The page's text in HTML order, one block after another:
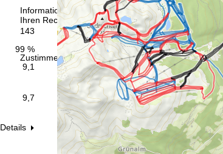
Informationen zum Verantwortlichen finden Sie in
Ihren Rechten finden Sie in unserer
Zustimmen
143
99 %
9,1
9,7
Details